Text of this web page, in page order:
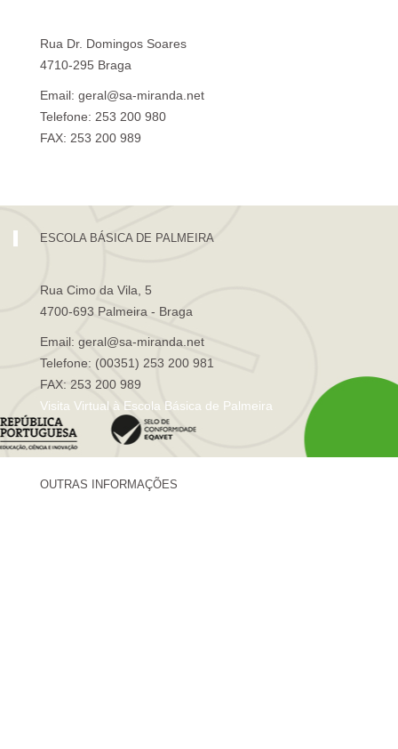
Rua Dr. Domingos Soares
4710-295 Braga
Email: geral@sa-miranda.net
Telefone: 253 200 980
FAX: 253 200 989
ESCOLA BÁSICA DE PALMEIRA
Rua Cimo da Vila, 5
4700-693 Palmeira - Braga
Email: geral@sa-miranda.net
Telefone: (00351) 253 200 981
FAX: 253 200 989
Visita Virtual à Escola Básica de Palmeira
OUTRAS INFORMAÇÕES